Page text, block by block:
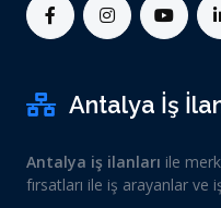
Antalya İş
Antalya iş ilanları ile
fırsatları ile iş arayanlar ve